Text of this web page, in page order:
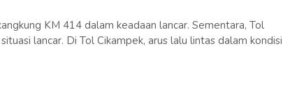
KM 414 dalam keadaan lancar. Sementara, Tol
lancar. Di Tol Cikampek, arus lalu lintas dalam kondisi